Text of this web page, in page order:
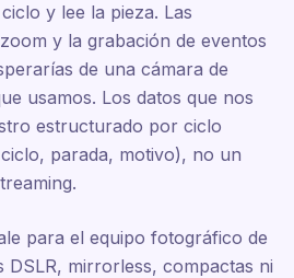
y lee la pieza. Las
y la grabación de eventos
de una cámara de
usamos. Los datos que nos
estructurado por ciclo
parada, motivo), no un
para el equipo fotográfico de
DSLR, mirrorless, compactas ni